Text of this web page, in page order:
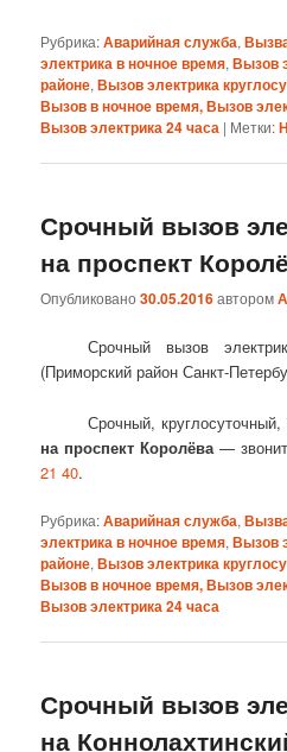
Рубрика:Аварийная служба,
электрика в ночное время,Вызов
районе,Вызов электрика
Вызов в ночное время, Вызов
Вызов электрика 24 часа | Метки:
Срочный вызов
на проспект
Опубликовано30.05.2016автором
Срочный вызов
(Приморский район Санкт-
Срочный,
на проспект Королёва —
21 40.
Рубрика:Аварийная служба,
электрика в ночное время,Вызов
районе,Вызов электрика
Вызов в ночное время, Вызов
Вызов электрика 24 часа
Срочный вызов
на